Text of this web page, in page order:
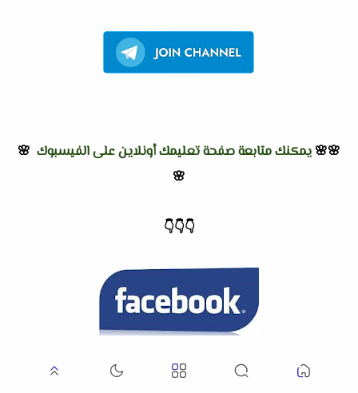
🌸🌸 يمكنك متابعة صفحة تعليمك أونلاين على الفيسبوك 🌸
🌸
👇
👇
👇